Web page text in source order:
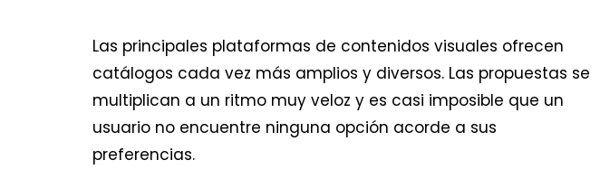
Las principales plataformas de contenidos visuales ofrecen
catálogos cada vez más amplios y diversos. Las propuestas se
multiplican a un ritmo muy veloz y es casi imposible que un
usuario no encuentre ninguna opción acorde a sus
preferencias.